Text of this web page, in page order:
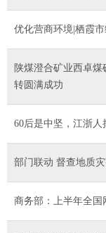
优化营商环境|栖霞
陕煤澄合矿业西卓
转圆满成功
60后是中坚，江浙
部门联动 督查地质
商务部：上半年全国